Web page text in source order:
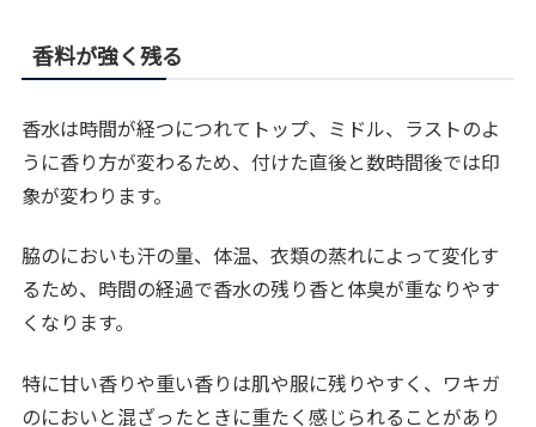
香料が強く残る
香水は時間が経つにつれてトップ、ミドル、ラストのよ
うに香り方が変わるため、付けた直後と数時間後では印
象が変わります。
脇のにおいも汗の量、体温、衣類の蒸れによって変化す
るため、時間の経過で香水の残り香と体臭が重なりやす
くなります。
特に甘い香りや重い香りは肌や服に残りやすく、ワキガ
のにおいと混ざったときに重たく感じられることがあり